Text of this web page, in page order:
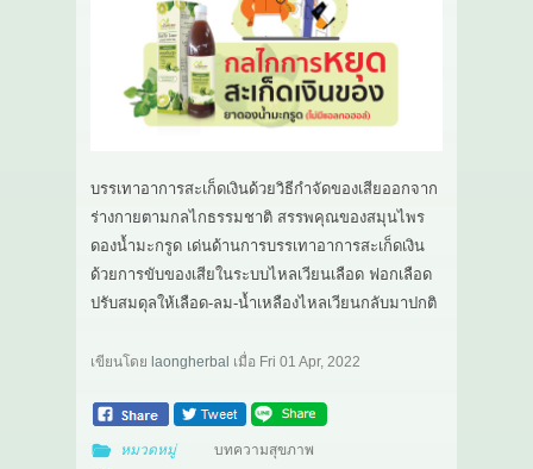
บรรเทาอาการสะเก็ดเงินด้วยวิธีกำจัดของเสียออกจาก
ร่างกายตามกลไกธรรมชาติ สรรพคุณของสมุนไพร
ดองน้ำมะกรูด เด่นด้านการบรรเทาอาการสะเก็ดเงิน
ด้วยการขับของเสียในระบบไหลเวียนเลือด ฟอกเลือด
ปรับสมดุลให้เลือด-ลม-น้ำเหลืองไหลเวียนกลับมาปกติ
เขียนโดย laongherbal เมื่อ Fri 01 Apr, 2022
หมวดหมู่ บทความสุขภาพ